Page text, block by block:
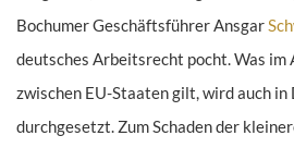
Bochumer Geschäftsführer Ansgar
deutsches Arbeitsrecht pocht. Was
zwischen EU-Staaten gilt, wird auch in
durchgesetzt. Zum Schaden der